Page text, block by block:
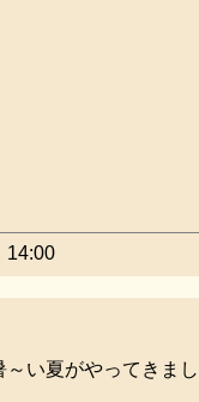
14:00
い夏がやってきま